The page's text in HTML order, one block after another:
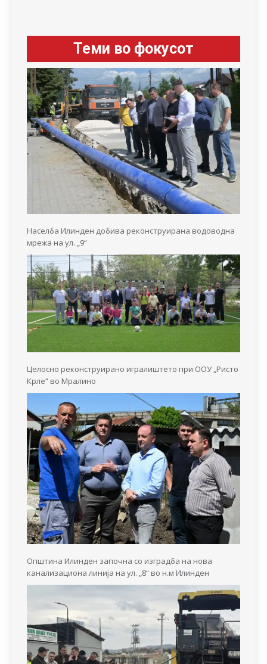
Теми во фокусот
Населба Илинден добива реконструирана водоводна
мрежа на ул. „9“
Целосно реконструирано игралиштето при ООУ „Ристо
Крле“ во Мралино
Општина Илинден започна со изградба на нова
канализациона линија на ул. „8“ во н.м Илинден